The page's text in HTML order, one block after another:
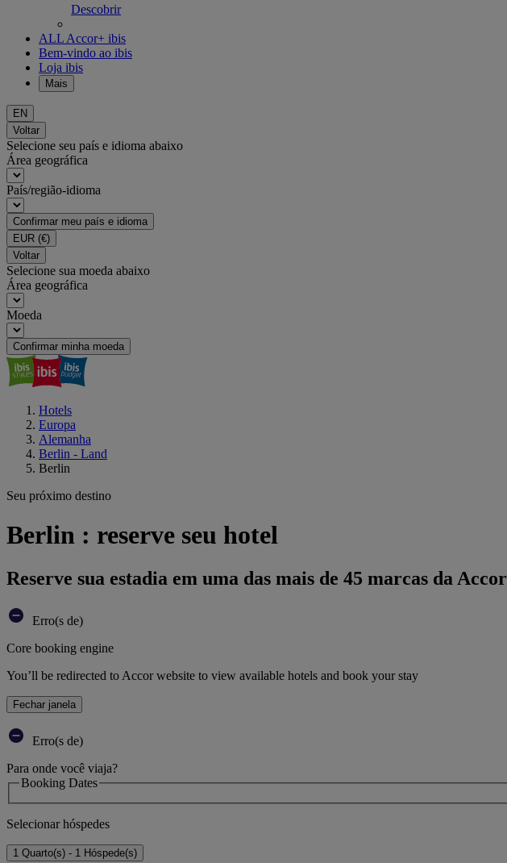
Descobrir
ALL Accor+ ibis
Bem-vindo ao ibis
Loja ibis
Mais
EN
Voltar
Selecione seu país e idioma abaixo
Área geográfica
País/região-idioma
Confirmar meu país e idioma
EUR (€)
Voltar
Selecione sua moeda abaixo
Área geográfica
Moeda
Confirmar minha moeda
Hotels
Europa
Alemanha
Berlin - Land
Berlin
Seu próximo destino
Berlin : reserve seu hotel
Reserve sua estadia em uma das mais de 45 marcas da Accor
Erro(s de)
Core booking engine
You’ll be redirected to Accor website to view available hotels and book your stay
Fechar janela
Erro(s de)
Para onde você viaja?
Booking Dates
Selecionar hóspedes
1 Quarto(s) - 1 Hóspede(s)